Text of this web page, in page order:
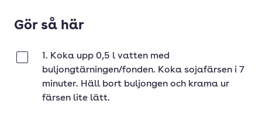
Gör så här
1. Koka upp 0,5 l vatten med
buljongtärningen/fonden. Koka sojafärsen i 7
minuter. Häll bort buljongen och krama ur
färsen lite lätt.